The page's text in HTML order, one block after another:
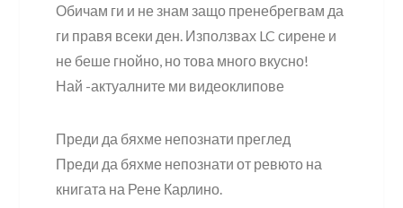
Обичам ги и не знам защо пренебрегвам да
ги правя всеки ден. Използвах LC сирене и
не беше гнойно, но това много вкусно!
Най -актуалните ми видеоклипове
Преди да бяхме непознати преглед
Преди да бяхме непознати от ревюто на
книгата на Рене Карлино.